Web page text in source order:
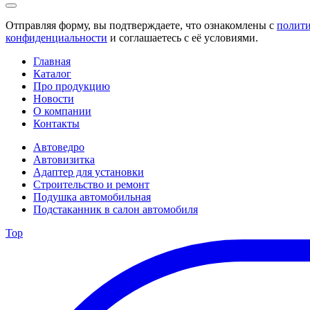
Отправляя форму, вы подтверждаете, что ознакомлены с
конфиденциальности и соглашаетесь с её условиями.
Главная
Каталог
Про продукцию
Новости
О компании
Контакты
Автоведро
Автовизитка
Адаптер для установки
Строительство и ремонт
Подушка автомобильная
Подстаканник в салон автомобиля
Top